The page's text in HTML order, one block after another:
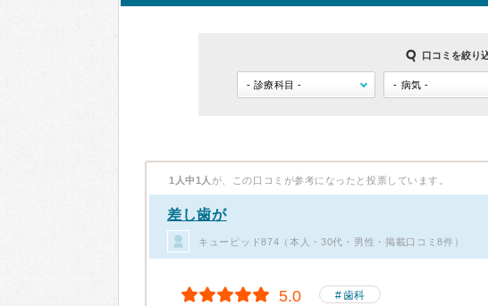
口コミを絞り
1人中1人 が、この口コミが参考になったと投票しています。
差し歯が
キューピッド874（本人・30代・男性・掲載口コミ8件）
5.0 歯科